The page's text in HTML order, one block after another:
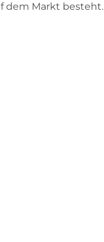
dem Markt besteht.